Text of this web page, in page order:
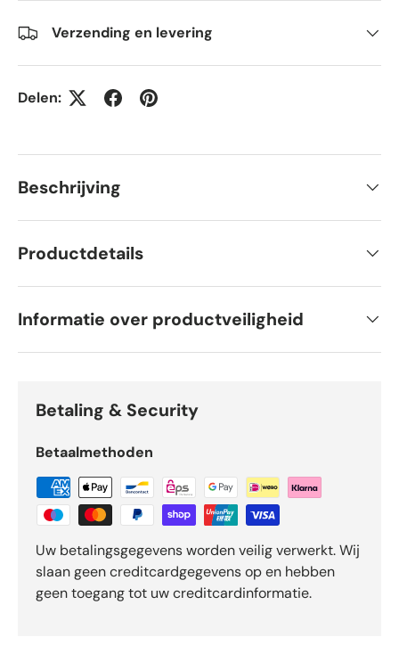
Verzending en levering
Delen:
Beschrijving
Productdetails
Informatie over productveiligheid
Betaling & Security
Betaalmethoden
Uw betalingsgegevens worden veilig verwerkt. Wij
slaan geen creditcardgegevens op en hebben
geen toegang tot uw creditcardinformatie.